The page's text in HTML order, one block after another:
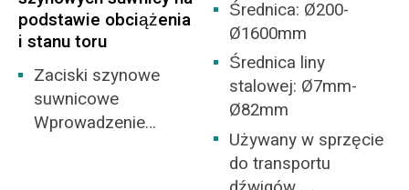
odpowiedniego typu
silników do suwnic
stał się kluczowy dla
inżynierów. Niniejszy
artykuł […]
podstawie obciążenia
i stanu toru
Zaciski szynowe
suwnicowe
Wprowadzenie
Średnica: Ø200-
Ø1600mm
Średnica liny
stalowej: Ø7mm-
Ø82mm
Używany w sprzęcie
do transportu